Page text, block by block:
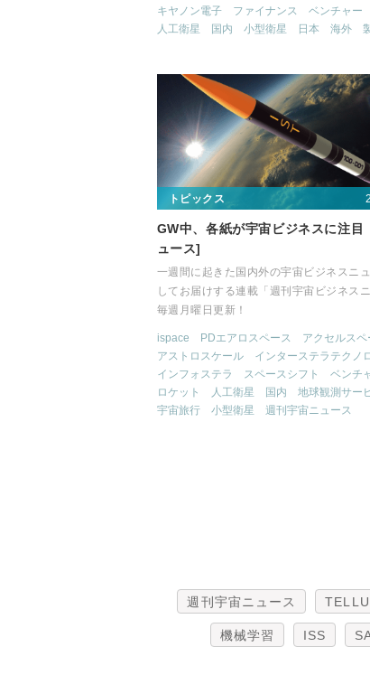
キヤノン電子
ファイナンス ベンチャー
人工衛星
国内 小型衛星 日本 海外
トピックス
GW中、各紙が宇宙ビジネスに注
ュース]
一週間に起きた国内外の宇宙ビジネスニ
してお届けする連載「週刊宇宙ビジネス
毎週月曜日更新！
ispace PDエアロスペース
アクセルスペ
アストロスケール
インターステラテクノ
インフォステラ
スペースシフト
ベンチ
ロケット
人工衛星 国内
地球観測サー
宇宙旅行
小型衛星 週刊宇宙ニュース
週刊宇宙ニュース
機械学習 ISS